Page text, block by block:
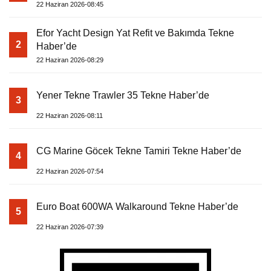
22 Haziran 2026-08:45
2
Efor Yacht Design Yat Refit ve Bakımda Tekne
Haber’de
22 Haziran 2026-08:29
3 Yener Tekne Trawler 35 Tekne Haber’de
22 Haziran 2026-08:11
4 CG Marine Göcek Tekne Tamiri Tekne Haber’de
22 Haziran 2026-07:54
5 Euro Boat 600WA Walkaround Tekne Haber’de
22 Haziran 2026-07:39